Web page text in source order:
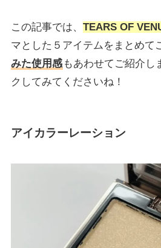
この記事では、 TEARS OF
マとした５アイテムをまとめて
みた使用感 もあわせてご紹介し
クしてみてくださいね！
アイカラーレーション